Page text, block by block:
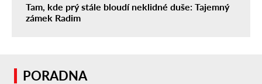
Tam, kde prý stále bloudí neklidné duše: Tajemný
zámek Radim
PORADNA